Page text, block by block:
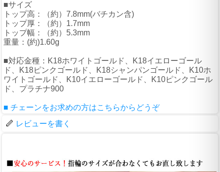
■サイズ
トップ高：（約）7.8mm(バチカン含)
トップ厚：（約）1.7mm
トップ幅：（約）5.3mm
重量：(約)1.60g
■対応金種：K18ホワイトゴールド、K18イエローゴール
ド、K18ピンクゴールド、K18シャンパンゴールド、K10ホ
ワイトゴールド、K10イエローゴールド、K10ピンクゴール
ド、プラチナ900
■ チェーンをお求めの方はこちらからどうぞ
レビューを書く